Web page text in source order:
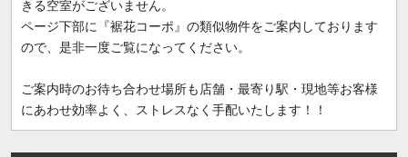
きる空室がございません。
ページ下部に『裾花コーポ』の類似物件をご案内しております
ので、是非一度ご覧になってください。
ご案内時のお待ち合わせ場所も店舗・最寄り駅・現地等お客様
にあわせ効率よく、ストレスなく手配いたします！！